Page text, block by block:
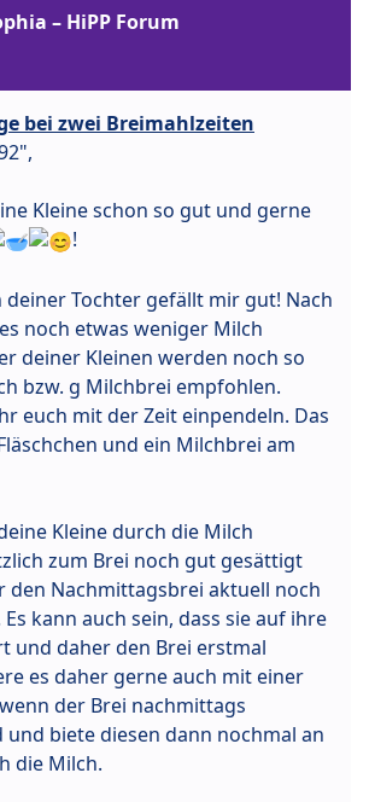
– HiPP Forum
bei zwei Breimahlzeiten
Kleine schon so gut und gerne
!
deiner Tochter gefällt mir gut! Nach
noch etwas weniger Milch
deiner Kleinen werden noch so
bzw. g Milchbrei empfohlen.
euch mit der Zeit einpendeln. Das
und ein Milchbrei am
Kleine durch die Milch
zum Brei noch gut gesättigt
den Nachmittagsbrei aktuell noch
kann auch sein, dass sie auf ihre
und daher den Brei erstmal
es daher gerne auch mit einer
der Brei nachmittags
biete diesen dann nochmal an
die Milch.